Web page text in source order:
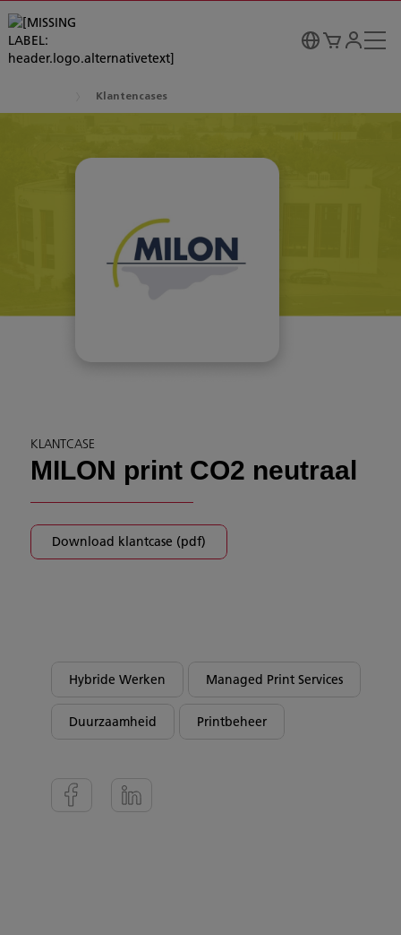
Klantencases
KLANTCASE
MILON print CO2 neutraal
Download klantcase (pdf)
Hybride Werken Managed Print Services
Duurzaamheid Printbeheer